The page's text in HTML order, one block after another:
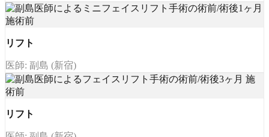
リフト
医師: 副島 (新宿)
リフト